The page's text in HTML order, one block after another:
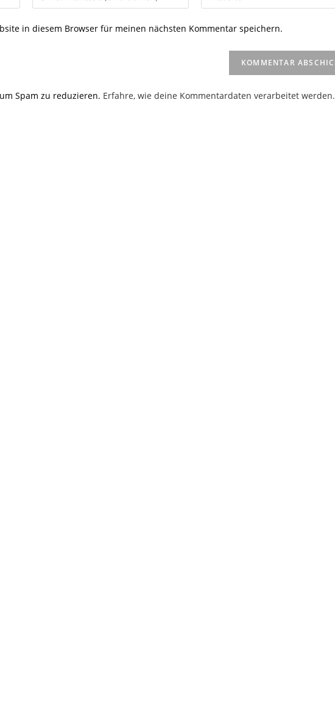
deine
ein
deine
in diesem Browser für meinen nächsten Kommentar speichern.
Spam zu reduzieren. Erfahre, wie deine Kommentardaten verarbeitet werden.